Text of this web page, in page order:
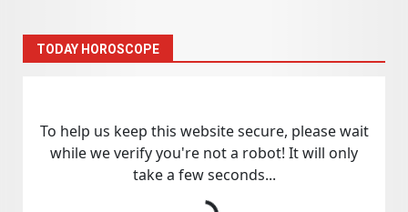
TODAY HOROSCOPE